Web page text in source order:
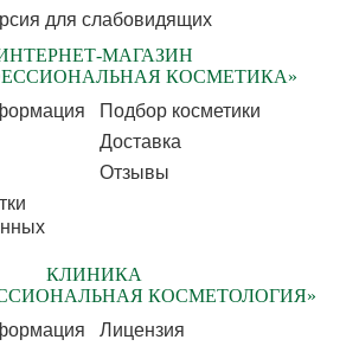
для слабовидящих
МАГАЗИН
КОСМЕТИКА»
Подбор косметики
Доставка
Отзывы
КЛИНИКА
КОСМЕТОЛОГИЯ»
Лицензия